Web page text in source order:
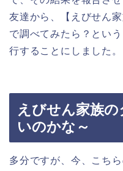
友達から、【えびせん
で調べてみたら？とい
行することにしました。
えびせん家族
いのかな～
多分ですが、今、こち